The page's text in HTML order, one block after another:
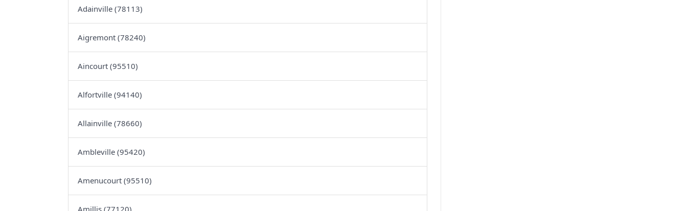
Adainville (78113)
Aigremont (78240)
Aincourt (95510)
Alfortville (94140)
Allainville (78660)
Ambleville (95420)
Amenucourt (95510)